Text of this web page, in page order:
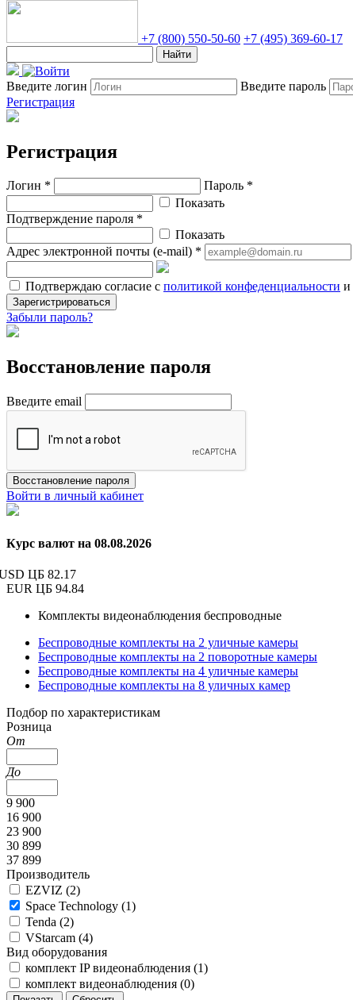
+7 (800) 550-50-60 +7 (495) 369-60-17
Найти
Введите логин Введите пароль
Регистрация
Регистрация
Логин *
Пароль *
Показать
Подтверждение пароля *
Показать
Адрес электронной почты (e-mail) *
Подтверждаю согласие с политикой конфеденциальности и
Зарегистрироваться
Забыли пароль?
Восстановление пароля
Введите email
Восстановление пароля
Войти в личный кабинет
Курс валют на 08.08.2026
ЦБ 82.17
EUR ЦБ 94.84
Комплекты видеонаблюдения беспроводные
Беспроводные комплекты на 2 уличные камеры
Беспроводные комплекты на 2 поворотные камеры
Беспроводные комплекты на 4 уличные камеры
Беспроводные комплекты на 8 уличных камер
Подбор по характеристикам
Розница
От
До
9 900
16 900
23 900
30 899
37 899
Производитель
EZVIZ (2)
Space Technology (1)
Tenda (2)
VStarcam (4)
Вид оборудования
комплект IP видеонаблюдения (1)
комплект видеонаблюдения (0)